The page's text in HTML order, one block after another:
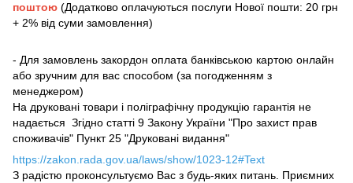
поштою (Додатково оплачуються послуги Нової пошти: 20 грн
+ 2% від суми замовлення)
- Для замовлень закордон оплата банківською картою онлайн
або зручним для вас способом (за погодженням з
менеджером)
На друковані товари і поліграфічну продукцію гарантія не
надається Згідно статті 9 Закону України "Про захист прав
споживачів" Пункт 25 "Друковані видання"
https://zakon.rada.gov.ua/laws/show/1023-12#Text
З радістю проконсультуємо Вас з будь-яких питань. Приємних